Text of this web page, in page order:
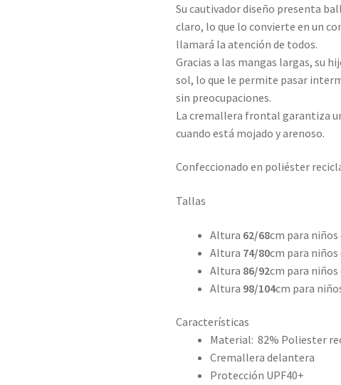
Su cautivador diseño presenta
claro, lo que lo convierte en un
llamará la atención de todos.
Gracias a las mangas largas, su
sol, lo que le permite pasar
sin preocupaciones.
La cremallera frontal garantiza
cuando está mojado y arenoso.
Confeccionado en poliéster
Tallas
Altura 62/68cm para niños
Altura 74/80cm para niños
Altura 86/92cm para niños
Altura 98/104cm para
Características
Material: 82% Poliester
Cremallera delantera
Protección UPF40+